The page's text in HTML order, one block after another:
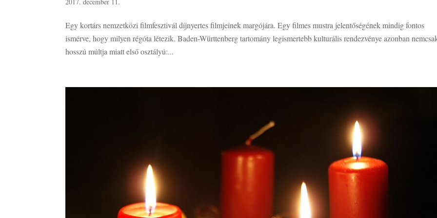
Egy kortárs nemzetközi filmfesztivál díjnyertes filmjeinek margójára. Egy filmes mustra jelentőségének mindig fontos
ismérve, hogy milyen régóta létezik. Baden-Württenberg tartomány legismertebb kulturális rendezvénye azonban
hosszú múltja miatt első osztályú:...